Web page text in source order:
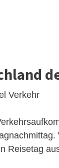
Verkehr
Reisetag